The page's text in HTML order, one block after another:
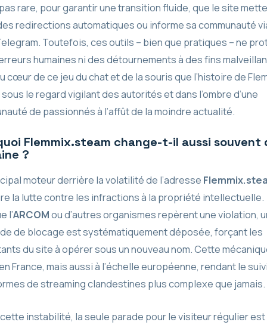
pas rare, pour garantir une transition fluide, que le site
redirections automatiques ou informe sa communauté
Toutefois, ces outils – bien que pratiques – ne
humaines ni des détournements à des fins
cœur de ce jeu du chat et de la souris que l’histoire de
sous le regard vigilant des autorités et dans l’ombre d’une
de passionnés à l’affût de la moindre actualité.
Flemmix.steam change-t-il aussi souvent
?
moteur derrière la volatilité de l’adresse
la lutte contre les infractions à la propriété intellectuelle.
l’ARCOMou d’autres organismes repèrent une violation,
de blocage est systématiquement déposée, forçant les
du site à opérer sous un nouveau nom. Cette
France, mais aussi à l’échelle européenne, rendant le
de streaming clandestines plus complexe que jamais.
instabilité, la seule parade pour le visiteur régulier est